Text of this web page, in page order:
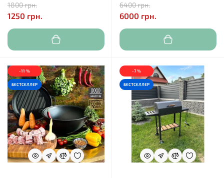
1800 грн.
1250 грн.
6400 грн.
6000 грн.
-11 %
БЕСТСЕЛЛЕР
-7 %
БЕСТСЕЛЛЕР